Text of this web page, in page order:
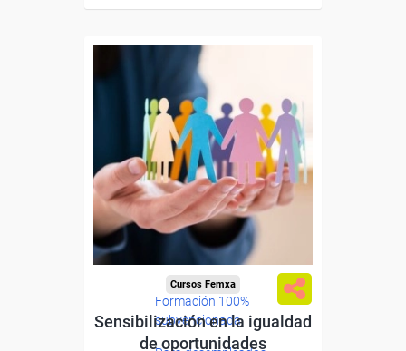
Formación 100%
subvencionada.
Cursos Femxa
Sensibilización en la igualdad
de oportunidades